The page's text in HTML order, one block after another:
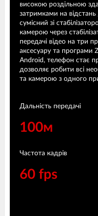
високою роздільною
затримками на
сумісний зі
камерою через
передачі відео на три
аксесуару та програми
Android, телефон стає
дозволяє робити всі
та камерою з одного
Дальність передачі
100м
Частота кадрів
60 fps